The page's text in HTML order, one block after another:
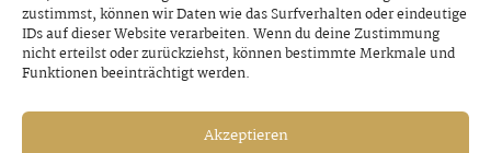
zustimmst, können wir Daten wie das Surfverhalten oder eindeutige
IDs auf dieser Website verarbeiten. Wenn du deine Zustimmung
nicht erteilst oder zurückziehst, können bestimmte Merkmale und
Funktionen beeinträchtigt werden.
Akzeptieren